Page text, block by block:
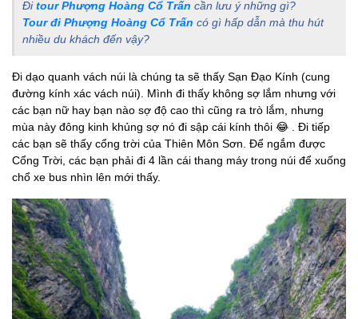
Đitour Phượng Hoàng Cổ Trấn cần lưu ý những gì?
Tour đi Phượng Hoàng Cổ Trấn có gì hấp dẫn mà thu hút
nhiều du khách đến vậy?
Đi dạo quanh vách núi là chúng ta sẽ thấy Sạn Đạo Kính (cung
đường kính xác vách núi). Mình đi thấy không sợ lắm nhưng với
các bạn nữ hay bạn nào sợ độ cao thì cũng ra trò lắm, nhưng
mùa này đông kinh khủng sợ nó đi sập cái kính thôi 😂 . Đi tiếp
các bạn sẽ thấy cổng trời của Thiên Môn Sơn. Để ngắm được
Cổng Trời, các bạn phải đi 4 lần cái thang máy trong núi để xuống
chổ xe bus nhìn lên mới thấy.